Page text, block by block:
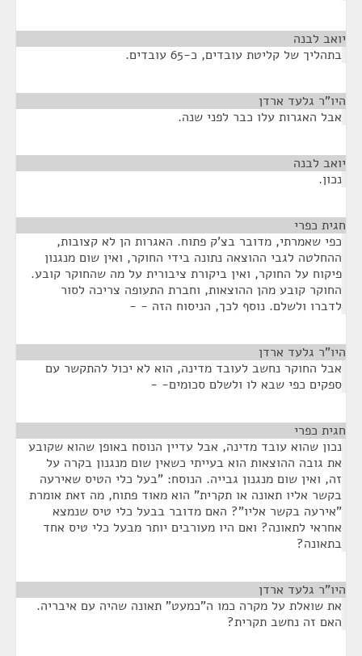
יואב לבנה
בתהליך של קליטת עובדים, כ-65 עובדים.
היו"ר גלעד ארדן
אבל האגרות עלו כבר לפני שנה.
יואב לבנה
נכון.
חגית כפרי
כפי שאמרתי, מדובר בצ'ק פתוח. האגרות הן לא קצובות,
ההחלטה לגבי ההוצאה נתונה בידי החוקר, ואין שום מנגנון
פיקוח על החוקר, ואין ביקורת ציבורית על מה שהחוקר קובע.
החוקר קובע מהן ההוצאות, וחברת התעופה צריכה לסור
לדברו ולשלם. נוסף לכך, הניסוח הזה - -
היו"ר גלעד ארדן
אבל החוקר נחשב לעובד מדינה, הוא לא יכול להתקשר עם
ספקים כפי שבא לו ולשלם סכומים- -
חגית כפרי
נכון שהוא עובד מדינה, אבל עדיין הנוסח באופן שהוא שקובע
את גובה ההוצאות הוא בעייתי כשאין שום מנגנון בקרה על
זה, ואין שום מנגנון גבייה. הנוסח: "בעל כלי הטיס שאירעה
בקשר אליו תאונה או תקרית" הוא מאוד פתוח, מה זאת אומרת
"אירעה בקשר אליו"? האם מדובר בבעל כלי טיס שנמצא
אחראי לתאונה? ואם היו מעורבים יותר מבעל כלי טיס אחד
בתאונה?
היו"ר גלעד ארדן
את שואלת על מקרה כמו ה"כמעט" תאונה שהיה עם איבריה.
האם זה נחשב תקרית?